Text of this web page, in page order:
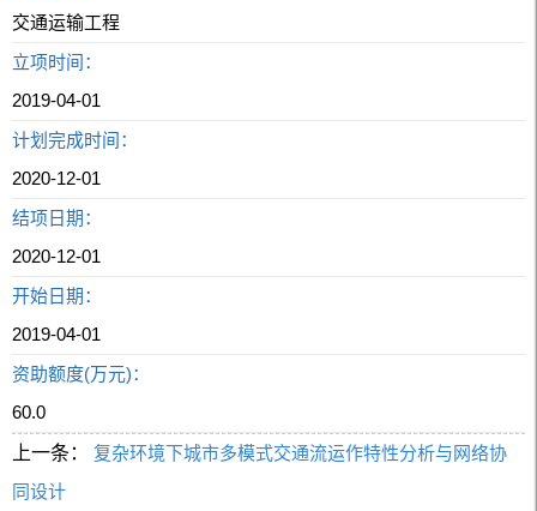
交通运输工程
立项时间：
2019-04-01
计划完成时间：
2020-12-01
结项日期：
2020-12-01
开始日期：
2019-04-01
资助额度(万元)：
60.0
上一条：
复杂环境下城市多模式交通流运作特性分析与网络协
同设计